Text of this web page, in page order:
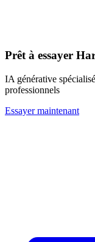
Prêt à essayer
IA générative
professionnels
Essayer maintenant